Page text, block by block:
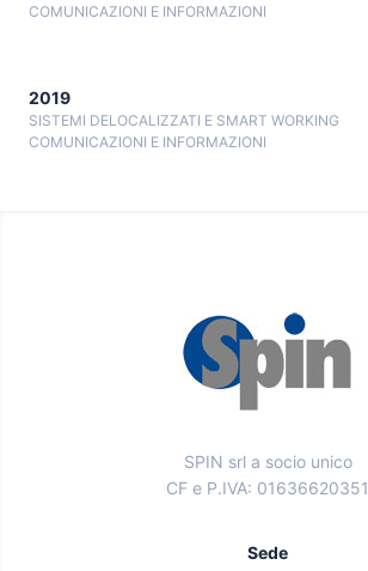
COMUNICAZIONI E INFORMAZIONI
2019
SISTEMI DELOCALIZZATI E SMART WORKING
COMUNICAZIONI E INFORMAZIONI
SPIN srl a socio unico
CF e P.IVA: 01636620351
Sede